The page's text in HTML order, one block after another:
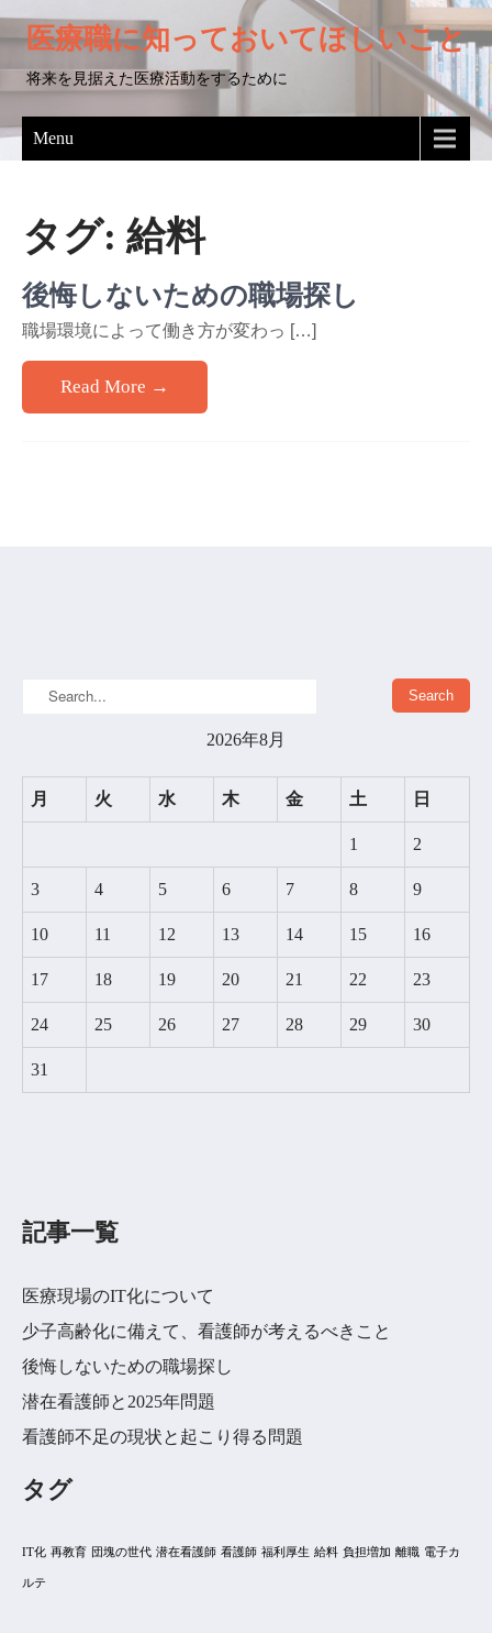
医療職に知っておいてほしいこと
将来を見据えた医療活動をするために
Menu
タグ: 給料
後悔しないための職場探し
職場環境によって働き方が変わっ […]
Read More →
2026年8月
月 火 水 木 金 土 日
1 2
3 4 5 6 7 8 9
10 11 12 13 14 15 16
17 18 19 20 21 22 23
24 25 26 27 28 29 30
31
記事一覧
医療現場のIT化について
少子高齢化に備えて、看護師が考えるべきこと
後悔しないための職場探し
潜在看護師と2025年問題
看護師不足の現状と起こり得る問題
タグ
IT化 再教育 団塊の世代 潜在看護師 看護師 福利厚生 給料 負担増加 離職 電子カ
ルテ